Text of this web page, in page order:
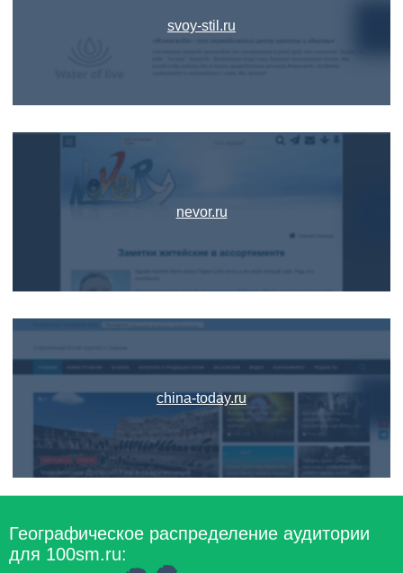
svoy-stil.ru
nevor.ru
china-today.ru
Географическое распределение аудитории
для 100sm.ru: